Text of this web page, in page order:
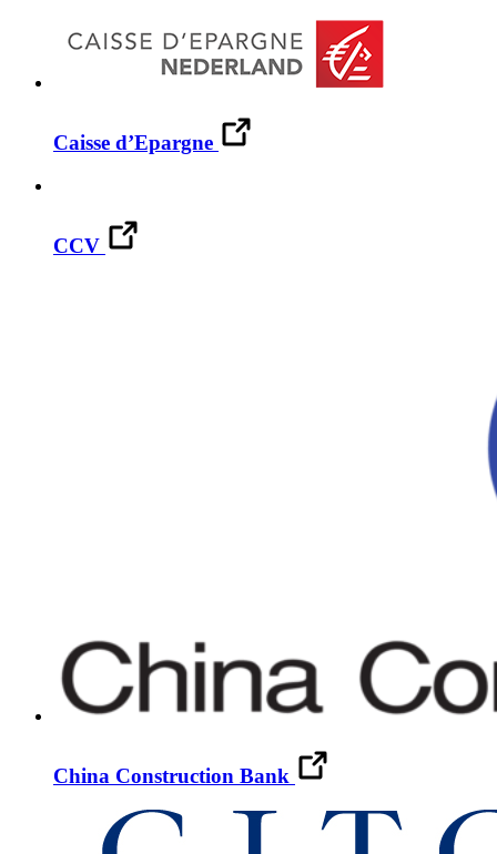
Caisse d’Epargne
CCV
China Construction Bank